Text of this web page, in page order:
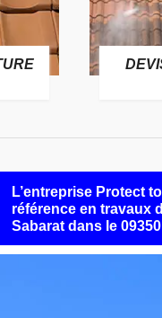
L’entreprise Protect
référence en travaux
Sabarat dans le 09350